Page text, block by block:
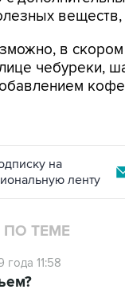
в
чебуреки,
на
ленту
ТЕМЕ
года 11:58